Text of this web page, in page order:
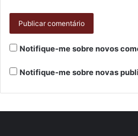
Merz, com tradução dela em
Além disso, a noite termina
programado o show “Canções
repertório envolve canções e
Notifique-me sobre novos
Notifique-me sobre novas